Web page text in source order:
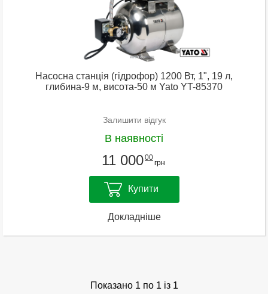
Насосна станція (гідрофор) 1200 Вт, 1", 19 л,
глибина-9 м, висота-50 м Yato YT-85370
Залишити відгук
В наявності
11 00000
грн
Купити
Докладніше
Показано 1 по 1 із 1